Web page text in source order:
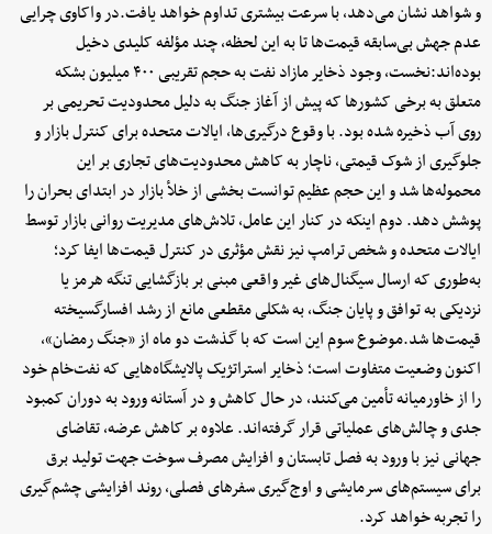
و شواهد نشان می‌دهد، با سرعت بیشتری تداوم خواهد یافت.در واکاوی چرایی
عدم جهش بی‌سابقه قیمت‌ها تا به این لحظه، چند مؤلفه کلیدی دخیل
بوده‌اند:نخست، وجود ذخایر مازاد نفت به حجم تقریبی ۴۰۰ میلیون بشکه
متعلق به برخی کشورها که پیش از آغاز جنگ به دلیل محدودیت‌ تحریمی بر
روی آب ذخیره شده بود. با وقوع درگیری‌ها، ایالات متحده برای کنترل بازار و
جلوگیری از شوک قیمتی، ناچار به کاهش محدودیت‌های تجاری بر این
محموله‌ها شد و این حجم عظیم توانست بخشی از خلأ بازار در ابتدای بحران را
پوشش دهد. دوم اینکه در کنار این عامل، تلاش‌های مدیریت روانی بازار توسط
ایالات متحده و شخص ترامپ نیز نقش مؤثری در کنترل قیمت‌ها ایفا کرد؛
به‌طوری که ارسال سیگنال‌های غیر واقعی مبنی بر بازگشایی تنگه هرمز یا
نزدیکی به توافق و پایان جنگ، به شکلی مقطعی مانع از رشد افسارگسیخته
قیمت‌ها شد.موضوع سوم این است که با گذشت دو ماه از «جنگ رمضان»،
اکنون وضعیت متفاوت است؛ ذخایر استراتژیک پالایشگاه‌هایی که نفت‌خام خود
را از خاورمیانه تأمین می‌کنند، در حال کاهش و در آستانه ورود به دوران کمبود
جدی و چالش‌های عملیاتی قرار گرفته‌اند. علاوه بر کاهش عرضه، تقاضای
جهانی نیز با ورود به فصل تابستان و افزایش مصرف سوخت جهت تولید برق
برای سیستم‌های سرمایشی و اوج‌گیری سفرهای فصلی، روند افزایشی چشم‌گیری
را تجربه خواهد کرد.